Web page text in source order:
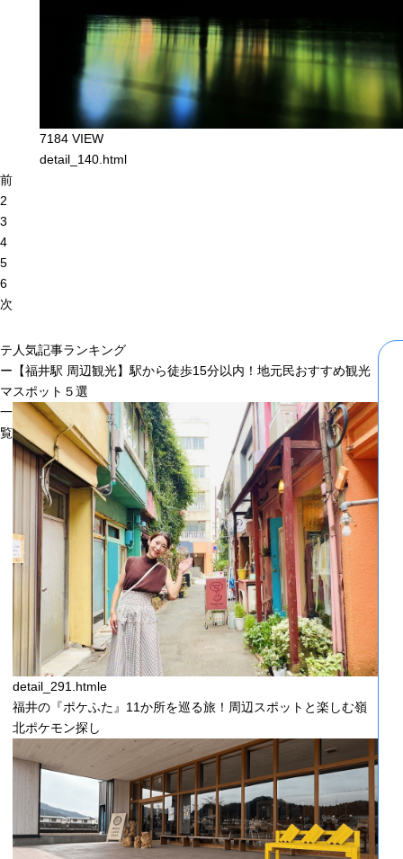
7184 VIEW
detail_140.html
前
2
3
4
5
6
次
テ
ー
マ
一
覧
人気記事ランキング
【福井駅 周辺観光】駅から徒歩15分以内！地元民おすすめ観光
スポット５選
detail_291.htmle
福井の『ポケふた』11か所を巡る旅！周辺スポットと楽しむ嶺
北ポケモン探し